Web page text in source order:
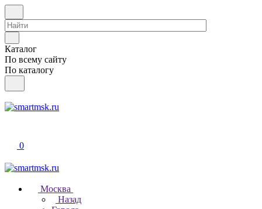
Каталог
По всему сайту
По каталогу
0
Москва
Назад